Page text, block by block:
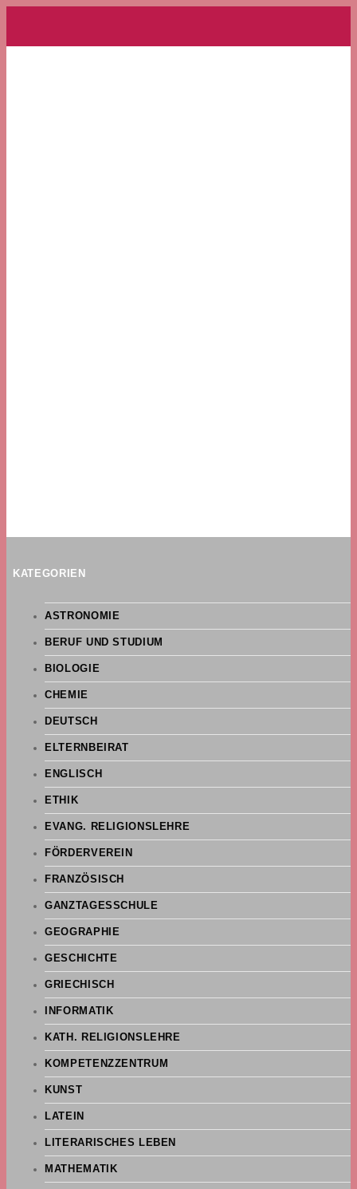
KATEGORIEN
ASTRONOMIE
BERUF UND STUDIUM
BIOLOGIE
CHEMIE
DEUTSCH
ELTERNBEIRAT
ENGLISCH
ETHIK
EVANG. RELIGIONSLEHRE
FÖRDERVEREIN
FRANZÖSISCH
GANZTAGESSCHULE
GEOGRAPHIE
GESCHICHTE
GRIECHISCH
INFORMATIK
KATH. RELIGIONSLEHRE
KOMPETENZZENTRUM
KUNST
LATEIN
LITERARISCHES LEBEN
MATHEMATIK